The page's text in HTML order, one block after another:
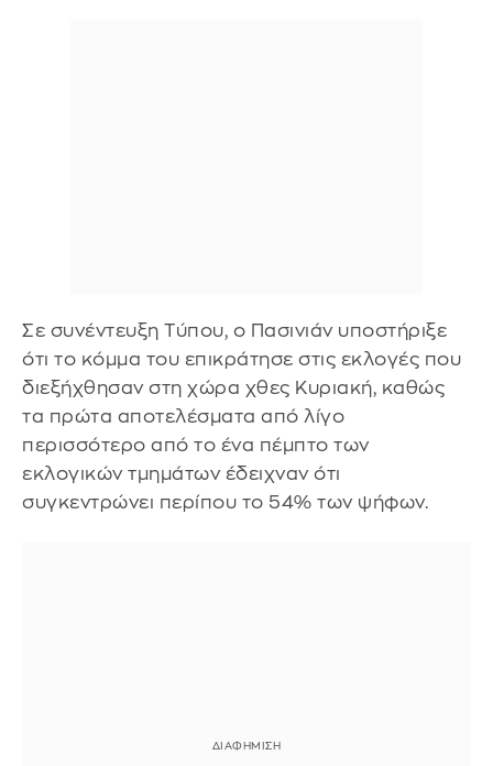
Σε συνέντευξη Τύπου, ο Πασινιάν υποστήριξε
ότι το κόμμα του επικράτησε στις εκλογές που
διεξήχθησαν στη χώρα χθες Κυριακή, καθώς
τα πρώτα αποτελέσματα από λίγο
περισσότερο από το ένα πέμπτο των
εκλογικών τμημάτων έδειχναν ότι
συγκεντρώνει περίπου το 54% των ψήφων.